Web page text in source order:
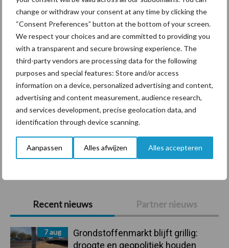
change or withdraw your consent at any time by clicking the
“Consent Preferences” button at the bottom of your screen.
We respect your choices and are committed to providing you
with a transparent and secure browsing experience. The
third-party vendors are processing data for the following
purposes and special features: Store and/or access
information on a device, personalized advertising and content,
advertising and content measurement, audience research,
and services development, precise geolocation data, and
identification through device scanning.
Aanpassen Alles afwijzen Alles accepteren
Primaire
Sidebar
Recent nieuws Partner nieuws
7 aug
Grondstoffenmarkt blijft grillig:
droogte en geopolitiek houden
Diergezondheid Bemesting Fokkerij
Bedrijfsnieuws
Ligbox &
Voerhekken
Toon meer